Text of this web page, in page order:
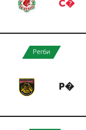
С�
Регби
Р�